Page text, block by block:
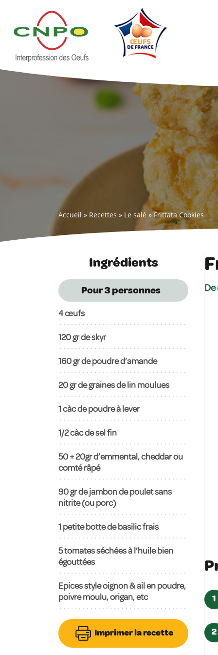
Accueil » Recettes » Le salé» Frittata Cookies
Ingrédients
Pour 3personnes
4œufs
120gr de skyr
160gr de poudre d’amande
20gr de graines de lin moulues
1càc de poudre à lever
1/2 càc de sel fin
50 + 20gr d’emmental, cheddar ou
comté râpé
90gr de jambon de poulet sans
nitrite (ou porc)
1 petite botte de basilic frais
5tomates séchées à l’huile bien
égouttées
Epices style oignon & ail en poudre,
poivre moulu, origan, etc
Imprimer la recette
1
2